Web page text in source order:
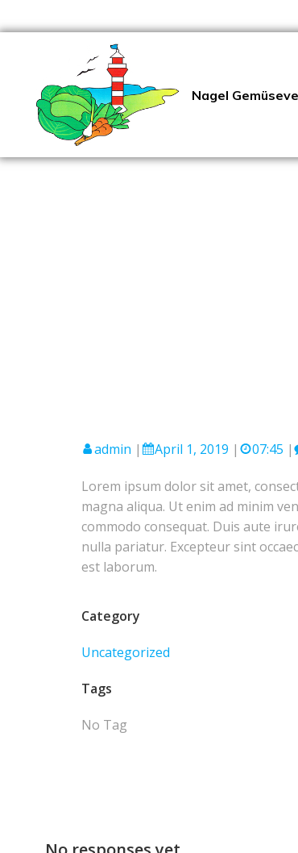
Nagel
admin | April 1, 2019 | 07:45 |
Lorem ipsum dolor sit amet,
magna aliqua. Ut enim ad minim
commodo consequat. Duis aute
nulla pariatur. Excepteur sint
est laborum.
Category
Uncategorized
Tags
No Tag